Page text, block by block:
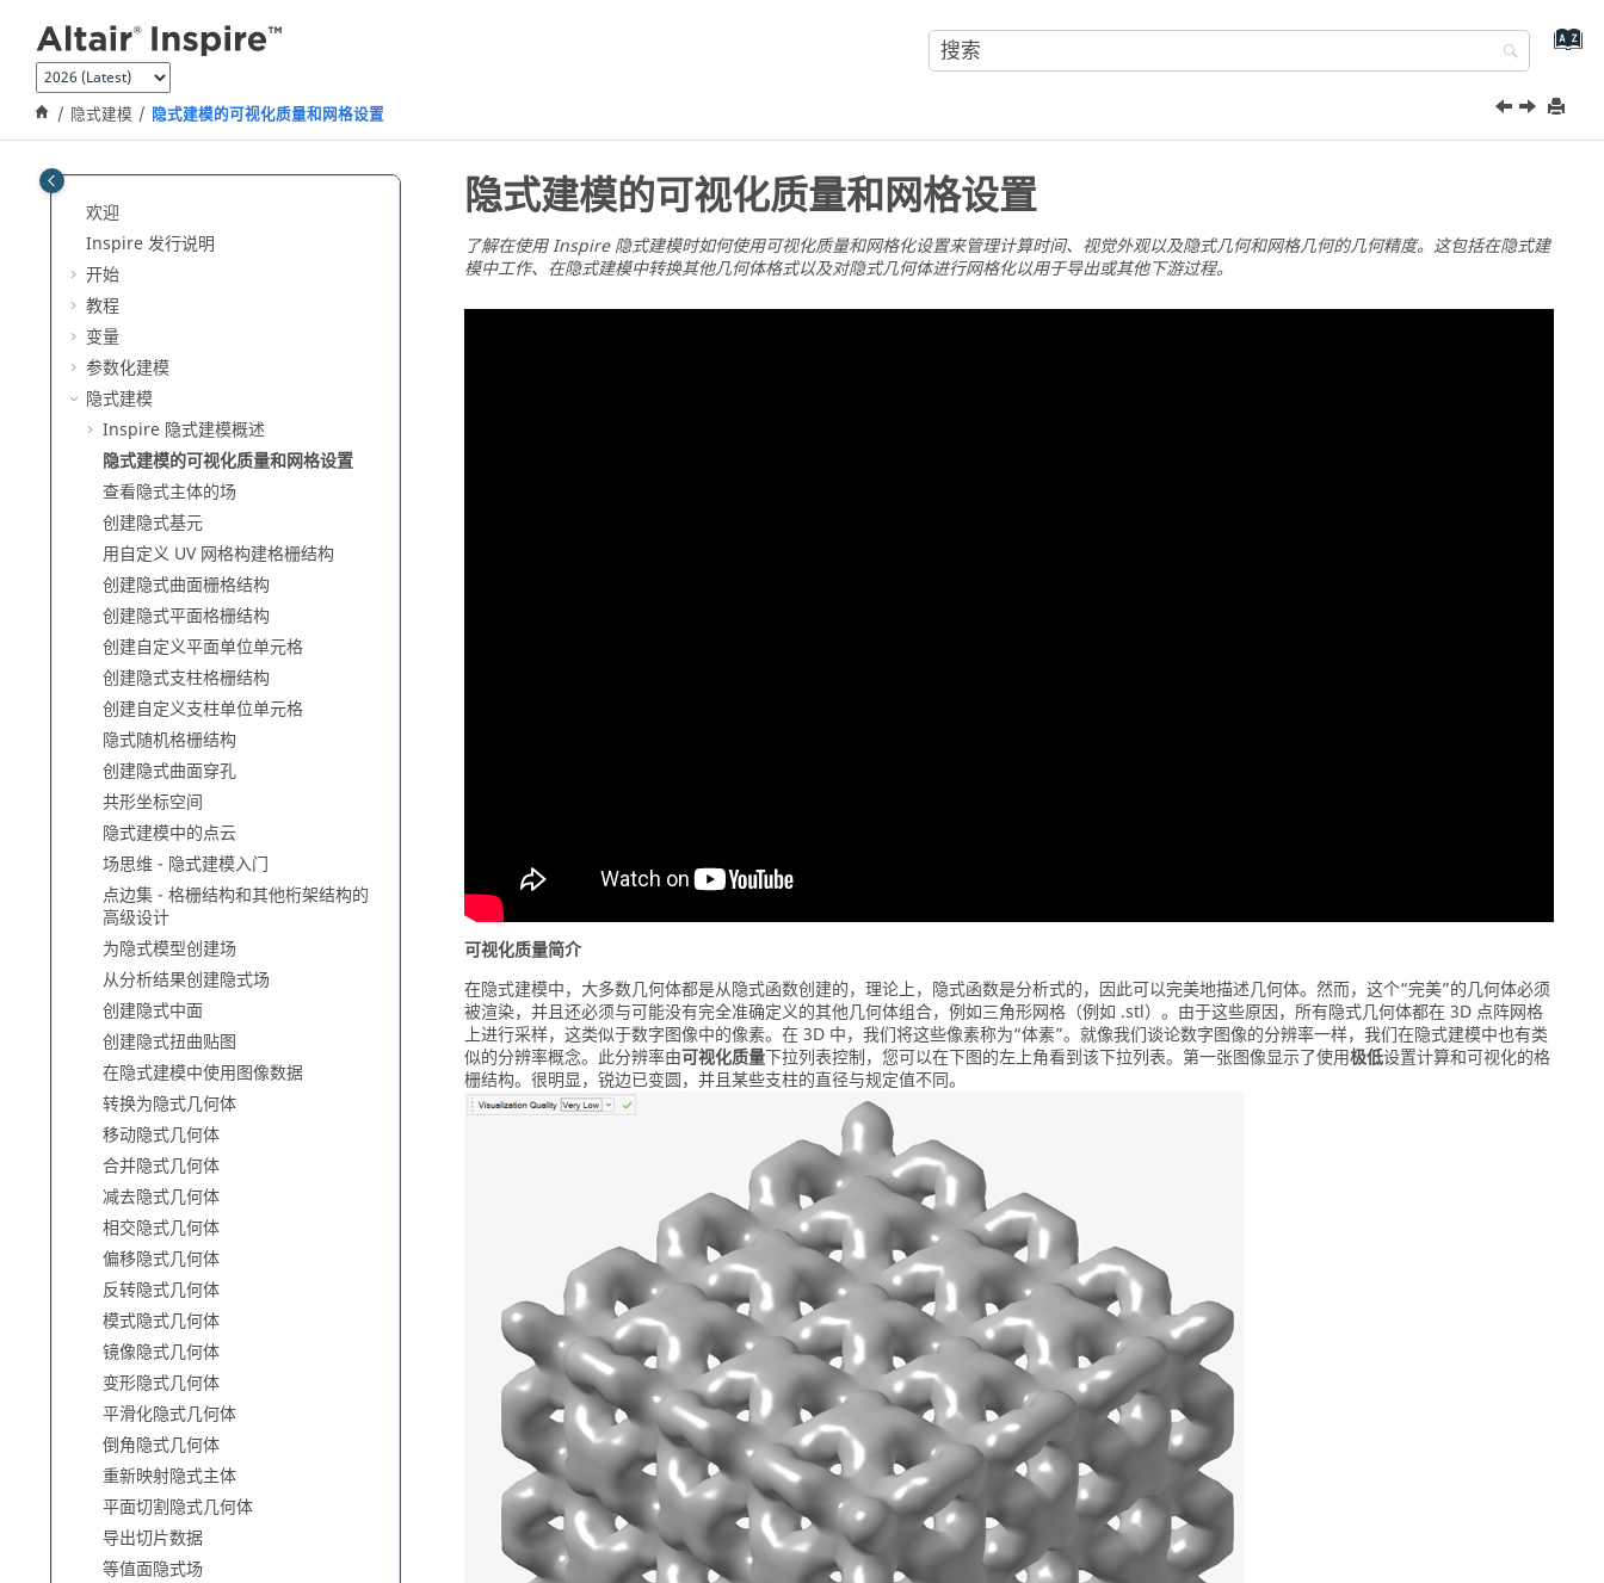
隐式建模 隐式建模的可视化质量和网格设置
欢迎
Inspire 发行说明
开始
教程
变量
参数化建模
隐式建模
Inspire 隐式建模概述
隐式建模的可视化质量和网格设置
查看隐式主体的场
创建隐式基元
用自定义 UV 网格构建格栅结构
创建隐式曲面栅格结构
创建隐式平面格栅结构
创建自定义平面单位单元格
创建隐式支柱格栅结构
创建自定义支柱单位单元格
隐式随机格栅结构
创建隐式曲面穿孔
共形坐标空间
隐式建模中的点云
场思维 - 隐式建模入门
点边集 - 格栅结构和其他桁架结构的
高级设计
为隐式模型创建场
从分析结果创建隐式场
创建隐式中面
创建隐式扭曲贴图
在隐式建模中使用图像数据
转换为隐式几何体
移动隐式几何体
合并隐式几何体
减去隐式几何体
相交隐式几何体
偏移隐式几何体
反转隐式几何体
模式隐式几何体
镜像隐式几何体
变形隐式几何体
平滑化隐式几何体
倒角隐式几何体
重新映射隐式主体
平面切割隐式几何体
导出切片数据
等值面隐式场
隐式建模的可视化质量和网格设置
了解在使用Inspire隐式建模时如何使用可视化质量和网格化设置来管理计算时间、视觉外观以及隐式几何和网格几何的几何精度。这包括在隐式建
模中工作、在隐式建模中转换其他几何体格式以及对隐式几何体进行网格化以用于导出或其他下游过程。
可视化质量简介
在隐式建模中，大多数几何体都是从隐式函数创建的，理论上，隐式函数是分析式的，因此可以完美地描述几何体。然而，这个“完美”的几何体必须
被渲染，并且还必须与可能没有完全准确定义的其他几何体组合，例如三角形网格（例如 .stl）。由于这些原因，所有隐式几何体都在 3D 点阵网格
上进行采样，这类似于数字图像中的像素。在 3D 中，我们将这些像素称为“体素”。就像我们谈论数字图像的分辨率一样，我们在隐式建模中也有类
似的分辨率概念。此分辨率由可视化质量下拉列表控制，您可以在下图的左上角看到该下拉列表。第一张图像显示了使用极低设置计算和可视化的格
栅结构。很明显，锐边已变圆，并且某些支柱的直径与规定值不同。